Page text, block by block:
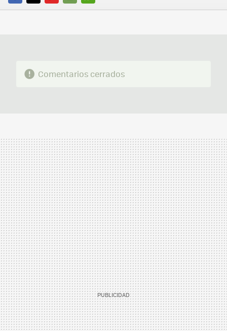
FACEBOOK
TWITTERFLIPBOARD
E-
WHATSAPP
Comentarios cerrados